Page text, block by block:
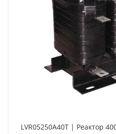
LVR05250A40T | Реактор